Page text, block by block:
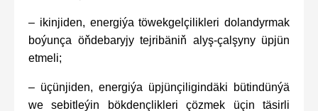
– ikinjiden, energiýa töwekgelçilikleri dolandyrmak
boýunça öňdebaryjy tejribäniň alyş-çalşyny üpjün
etmeli;
– üçünjiden, energiýa üpjünçiligindäki bütindünýä
we sebitleýin bökdençlikleri çözmek üçin täsirli